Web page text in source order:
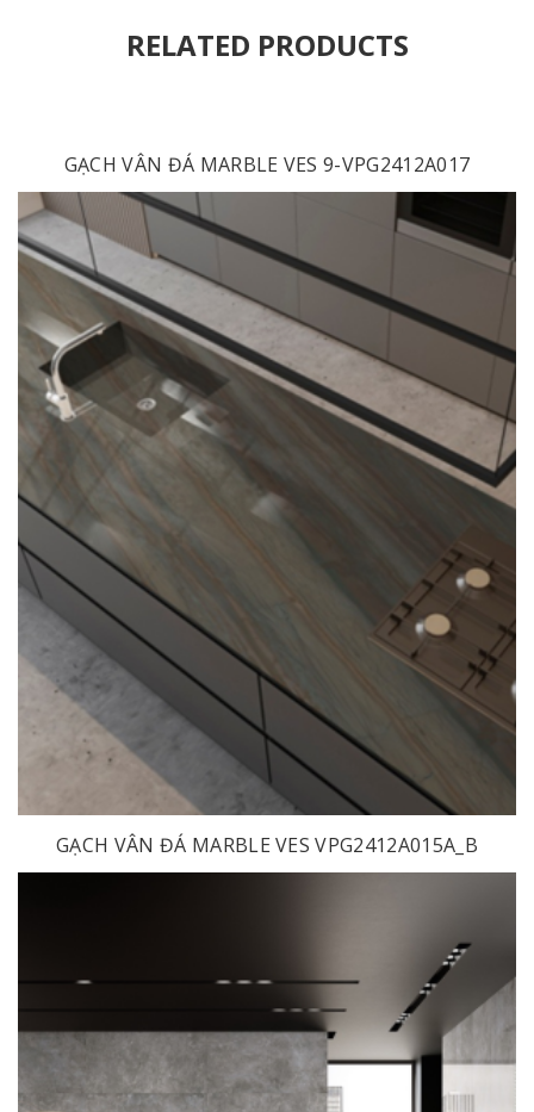
RELATED PRODUCTS
GẠCH VÂN ĐÁ MARBLE VES 9-VPG2412A017
GẠCH VÂN ĐÁ MARBLE VES VPG2412A015A_B